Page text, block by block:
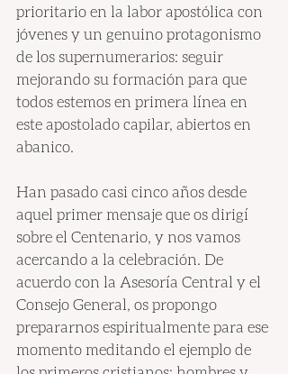
prioritario en la labor apostólica con
jóvenes y un genuino protagonismo
de los supernumerarios: seguir
mejorando su formación para que
todos estemos en primera línea en
este apostolado capilar, abiertos en
abanico.
Han pasado casi cinco años desde
aquel primer mensaje que os dirigí
sobre el Centenario, y nos vamos
acercando a la celebración. De
acuerdo con la Asesoría Central y el
Consejo General, os propongo
prepararnos espiritualmente para ese
momento meditando el ejemplo de